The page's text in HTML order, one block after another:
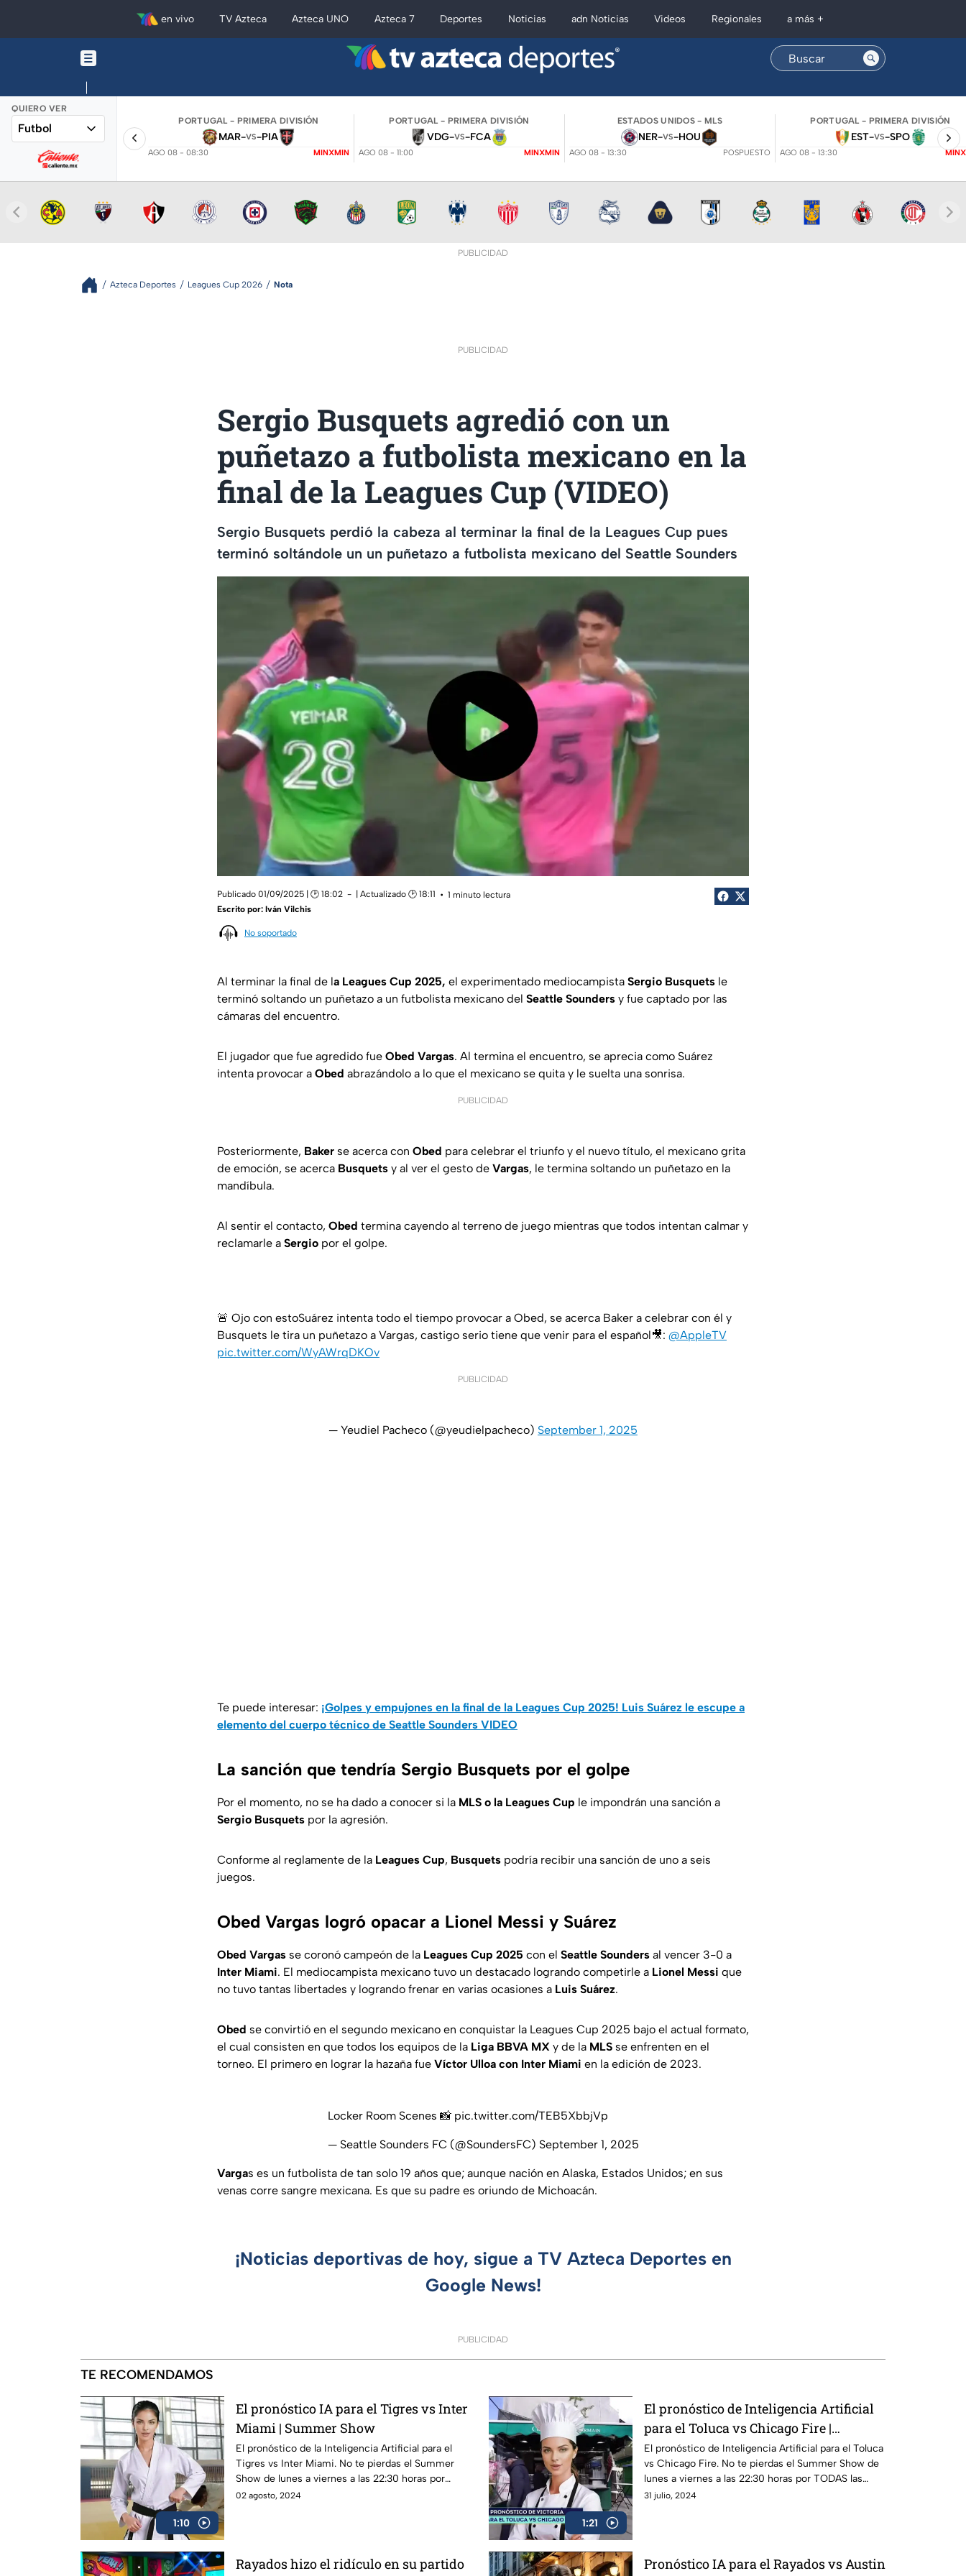
en vivo TV Azteca Azteca UNO Azteca 7 Deportes Noticias adn Noticias Videos Regionales a más +
QUIERO VER
Futbol
PORTUGAL - PRIMERA DIVISIÓN
MAR-VS-PIA
AGO 08 - 08:30 MINXMIN
PORTUGAL - PRIMERA DIVISIÓN
VDG-VS-FCA
AGO 08 - 11:00 MINXMIN
ESTADOS UNIDOS - MLS
NER-VS-HOU
AGO 08 - 13:30 POSPUESTO
PORTUGAL - PRIMERA DIVISIÓN
EST-VS-SPO
AGO 08 - 13:30
PUBLICIDAD
Azteca Deportes Leagues Cup 2026 Nota
PUBLICIDAD
Sergio Busquets agredió con un
puñetazo a futbolista mexicano en la
final de la Leagues Cup (VIDEO)
Sergio Busquets perdió la cabeza al terminar la final de la Leagues Cup pues
terminó soltándole un un puñetazo a futbolista mexicano del Seattle Sounders
Publicado 01/09/2025 | 🕑 18:02 | Actualizado 🕑 18:11
1 minuto lectura
Escrito por: Iván Vilchis
No soportado
Al terminar la final de la Leagues Cup 2025, el experimentado mediocampista Sergio Busquets le
terminó soltando un puñetazo a un futbolista mexicano del Seattle Sounders y fue captado por las
cámaras del encuentro.
El jugador que fue agredido fue Obed Vargas. Al termina el encuentro, se aprecia como Suárez
intenta provocar a Obed abrazándolo a lo que el mexicano se quita y le suelta una sonrisa.
PUBLICIDAD
Posteriormente, Baker se acerca con Obed para celebrar el triunfo y el nuevo título, el mexicano grita
de emoción, se acerca Busquets y al ver el gesto de Vargas, le termina soltando un puñetazo en la
mandíbula.
Al sentir el contacto, Obed termina cayendo al terreno de juego mientras que todos intentan calmar y
reclamarle a Sergio por el golpe.
🚨 Ojo con estoSuárez intenta todo el tiempo provocar a Obed, se acerca Baker a celebrar con él y
Busquets le tira un puñetazo a Vargas, castigo serio tiene que venir para el español🎥: @AppleTV
pic.twitter.com/WyAWrqDKOv
PUBLICIDAD
— Yeudiel Pacheco (@yeudielpacheco) September 1, 2025
Te puede interesar: ¡Golpes y empujones en la final de la Leagues Cup 2025! Luis Suárez le escupe a
elemento del cuerpo técnico de Seattle Sounders VIDEO
La sanción que tendría Sergio Busquets por el golpe
Por el momento, no se ha dado a conocer si la MLS o la Leagues Cup le impondrán una sanción a
Sergio Busquets por la agresión.
Conforme al reglamente de la Leagues Cup, Busquets podría recibir una sanción de uno a seis
juegos.
Obed Vargas logró opacar a Lionel Messi y Suárez
Obed Vargas se coronó campeón de la Leagues Cup 2025 con el Seattle Sounders al vencer 3-0 a
Inter Miami. El mediocampista mexicano tuvo un destacado logrando competirle a Lionel Messi que
no tuvo tantas libertades y logrando frenar en varias ocasiones a Luis Suárez.
Obed se convirtió en el segundo mexicano en conquistar la Leagues Cup 2025 bajo el actual formato,
el cual consisten en que todos los equipos de la Liga BBVA MX y de la MLS se enfrenten en el
torneo. El primero en lograr la hazaña fue Víctor Ulloa con Inter Miami en la edición de 2023.
Locker Room Scenes 📸 pic.twitter.com/TEB5XbbjVp
— Seattle Sounders FC (@SoundersFC) September 1, 2025
Vargas es un futbolista de tan solo 19 años que; aunque nación en Alaska, Estados Unidos; en sus
venas corre sangre mexicana. Es que su padre es oriundo de Michoacán.
¡Noticias deportivas de hoy, sigue a TV Azteca Deportes en
Google News!
PUBLICIDAD
TE RECOMENDAMOS
1:10
El pronóstico IA para el Tigres vs Inter
Miami | Summer Show
El pronóstico de la Inteligencia Artificial para el
Tigres vs Inter Miami. No te pierdas el Summer
Show de lunes a viernes a las 22:30 horas por
TODAS las redes sociales de Azteca Deportes
02 agosto, 2024
1:21
El pronóstico de Inteligencia Artificial
para el Toluca vs Chicago Fire |
Summer Show
El pronóstico de Inteligencia Artificial para el Toluca
vs Chicago Fire. No te pierdas el Summer Show de
lunes a viernes a las 22:30 horas por TODAS las
redes sociales de Azteca Deportes
31 julio, 2024
Rayados hizo el ridículo en su partido
Pronóstico IA para el Rayados vs Austin